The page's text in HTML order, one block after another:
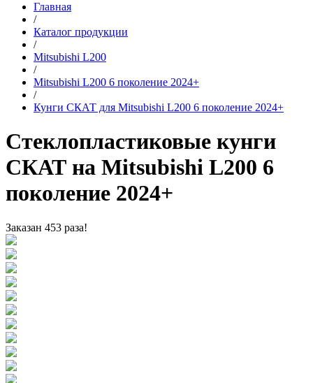
Главная
/
Каталог продукции
/
Mitsubishi L200
/
Mitsubishi L200 6 поколение 2024+
/
Кунги СКАТ для Mitsubishi L200 6 поколение 2024+
Стеклопластиковые кунги
СКАТ на Mitsubishi L200 6
поколение 2024+
Заказан 453 раза!